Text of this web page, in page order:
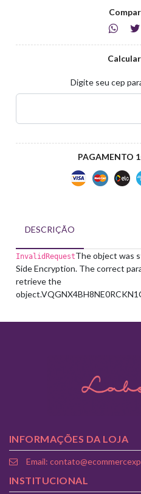
Digite seu cep
PAGAMENTO
DESCRIÇÃO
InvalidRequestThe object was
Side Encryption. The correct
retrieve the
object.VQGNX4BH8NE0RCKN
INFORMAÇÕES DA LOJA
Email:
INSTITUCIONAL